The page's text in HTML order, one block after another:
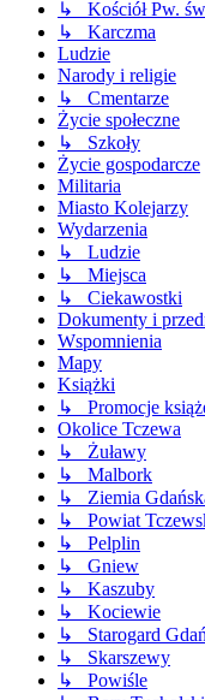
↳ Kościół Pw.
↳ Karczma
Ludzie
Narody i religie
↳ Cmentarze
Życie społeczne
↳ Szkoły
Życie gospodarcze
Militaria
Miasto Kolejarzy
Wydarzenia
↳ Ludzie
↳ Miejsca
↳ Ciekawostki
Dokumenty i
Wspomnienia
Mapy
Książki
↳ Promocje
Okolice Tczewa
↳ Żuławy
↳ Malbork
↳ Ziemia
↳ Powiat
↳ Pelplin
↳ Gniew
↳ Kaszuby
↳ Kociewie
↳ Starogard
↳ Skarszewy
↳ Powiśle